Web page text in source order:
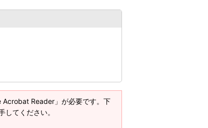
Acrobat Reader」が必要です。下
てください。